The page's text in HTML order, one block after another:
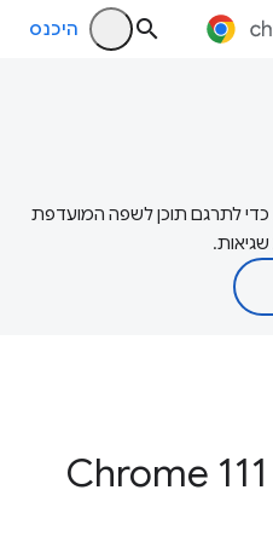
היכנס
‫Google משתמשת בטכנולוגיית AI כדי לתרגם תוכן לשפה המועדפת
שגיאות.